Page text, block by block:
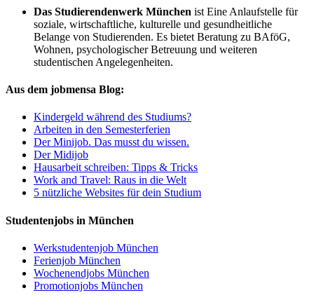
Das Studierendenwerk München ist Eine Anlaufstelle für
soziale, wirtschaftliche, kulturelle und gesundheitliche
Belange von Studierenden. Es bietet Beratung zu BAföG,
Wohnen, psychologischer Betreuung und weiteren
studentischen Angelegenheiten.
Aus dem jobmensa Blog:
Kindergeld während des Studiums?
Arbeiten in den Semesterferien
Der Minijob. Das musst du wissen.
Der Midijob
Hausarbeit schreiben: Tipps & Tricks
Work and Travel: Raus in die Welt
5 nützliche Websites für dein Studium
Studentenjobs in München
Werkstudentenjob München
Ferienjob München
Wochenendjobs München
Promotionjobs München